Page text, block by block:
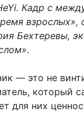
Кадр с
взрослых»,
Бехтеревы,
.
— это не
который
для них